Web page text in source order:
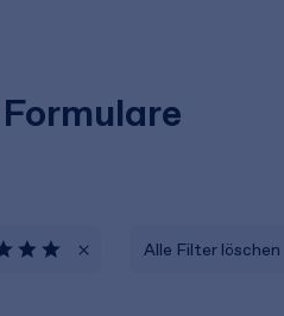
Alle Filter löschen